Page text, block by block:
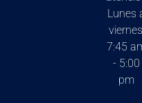
Lunes
7:45
- 5:00
pm